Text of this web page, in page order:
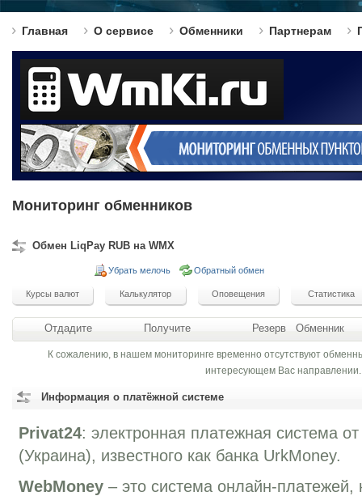
Главная О сервисе Обменники Партнерам
Мониторинг обменников
Обмен LiqPay RUB на WMX
Убрать мелочь Обратный обмен
Отдадите Получите Резерв Обменник
К сожалению, в нашем мониторинге временно отсутствуют
интересующем Вас направлении.
Информация о платёжной системе
Privat24: электронная платежная система
(Украина), известного как банка UrkMoney.
WebMoney – это система онлайн-платежей,